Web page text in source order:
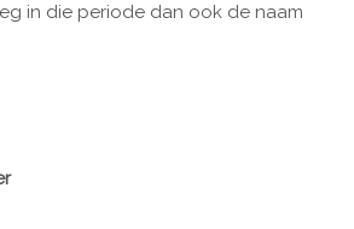
in die periode dan ook de naam